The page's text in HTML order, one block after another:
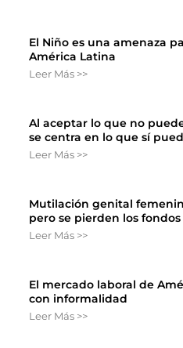
El Niño es una amenaza
América Latina
Leer Más >>
Al aceptar lo que no
se centra en lo que sí
Leer Más >>
Mutilación genital
pero se pierden los fondos
Leer Más >>
El mercado laboral de
con informalidad
Leer Más >>